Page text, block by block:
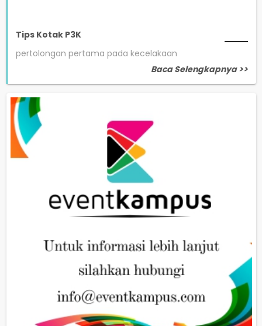
Tips Kotak P3K
pertolongan pertama pada kecelakaan
Baca Selengkapnya >>